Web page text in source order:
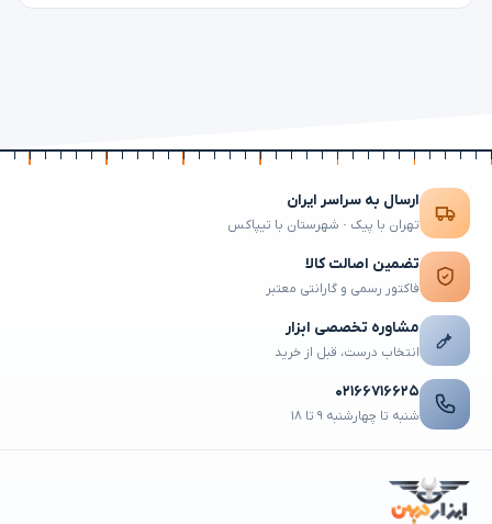
ارسال به سراسر ایران
تهران با پیک · شهرستان با تیپاکس
تضمین اصالت کالا
فاکتور رسمی و گارانتی معتبر
مشاوره تخصصی ابزار
انتخاب درست، قبل از خرید
۰۲۱۶۶۷۱۶۶۲۵
شنبه تا چهارشنبه ۹ تا ۱۸